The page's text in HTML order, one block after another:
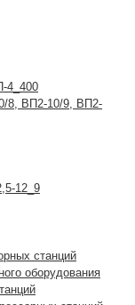
4_400
8, ВП2-10/9, ВП2-
12_9
станций
оборудования